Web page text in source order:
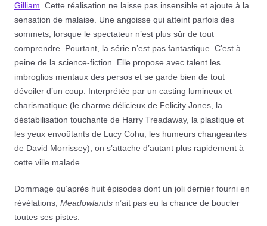
Gilliam . Cette réalisation ne laisse pas insensible et ajoute à la
sensation de malaise. Une angoisse qui atteint parfois des
sommets, lorsque le spectateur n’est plus sûr de tout
comprendre. Pourtant, la série n’est pas fantastique. C’est à
peine de la science-fiction. Elle propose avec talent les
imbroglios mentaux des persos et se garde bien de tout
dévoiler d’un coup. Interprétée par un casting lumineux et
charismatique (le charme délicieux de Felicity Jones, la
déstabilisation touchante de Harry Treadaway, la plastique et
les yeux envoûtants de Lucy Cohu, les humeurs changeantes
de David Morrissey), on s’attache d’autant plus rapidement à
cette ville malade.
Dommage qu’après huit épisodes dont un joli dernier fourni en
révélations, Meadowlands n’ait pas eu la chance de boucler
toutes ses pistes.